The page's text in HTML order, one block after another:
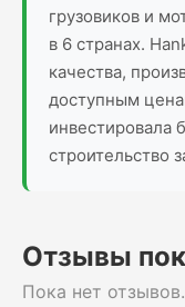
грузовиков и
в 6 странах.
качества,
доступным
инвестировала
строительство
Отзывы
Пока нет